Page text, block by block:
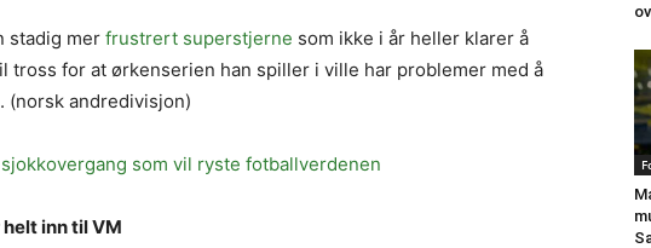
stadig mer frustrert superstjerne som ikke i år heller klarer å
tross for at ørkenserien han spiller i ville har problemer med å
(norsk andredivisjon)
som vil ryste fotballverdenen
inn til VM